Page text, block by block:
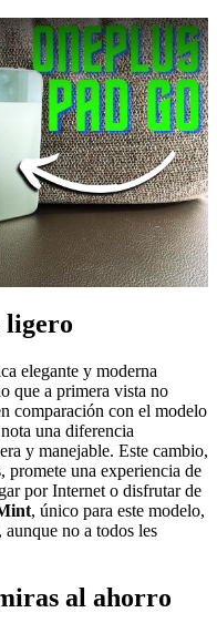
ligero
elegante y moderna
que a primera vista no
comparación con el modelo
una diferencia
y manejable. Este cambio,
promete una experiencia de
por Internet o disfrutar de
, único para este modelo,
no a todos les
al ahorro